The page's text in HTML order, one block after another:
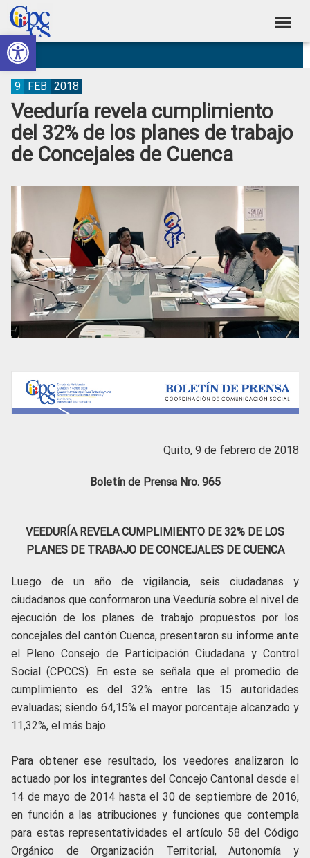
Abrir barra de herramientas
Skip
to
primary
navigation
Skip
to
main
content
Skip
to
primary
sidebar
Skip
to
footer
Consejo
de
Participación
Ciudadana
Control
Social
Construyendo
Poder
Ciudadano
Veeduría revela cumplimiento
del 32% de los planes de trabajo
de Concejales de Cuenca
9 FEB 2018
Quito, 9 de febrero de 2018
Boletín de Prensa Nro. 965
VEEDURÍA REVELA CUMPLIMIENTO DE 32% DE LOS
PLANES DE TRABAJO DE CONCEJALES DE CUENCA
Luego de un año de vigilancia, seis ciudadanas y
ciudadanos que conformaron una Veeduría sobre el nivel de
ejecución de los planes de trabajo propuestos por los
concejales del cantón Cuenca, presentaron su informe ante
el Pleno Consejo de Participación Ciudadana y Control
Social (CPCCS). En este se señala que el promedio de
cumplimiento es del 32% entre las 15 autoridades
evaluadas; siendo 64,15% el mayor porcentaje alcanzado y
11,32%, el más bajo.
Para obtener ese resultado, los veedores analizaron lo
actuado por los integrantes del Concejo Cantonal desde el
14 de mayo de 2014 hasta el 30 de septiembre de 2016,
en función a las atribuciones y funciones que contempla
para estas representatividades el artículo 58 del Código
Orgánico de Organización Territorial, Autonomía y